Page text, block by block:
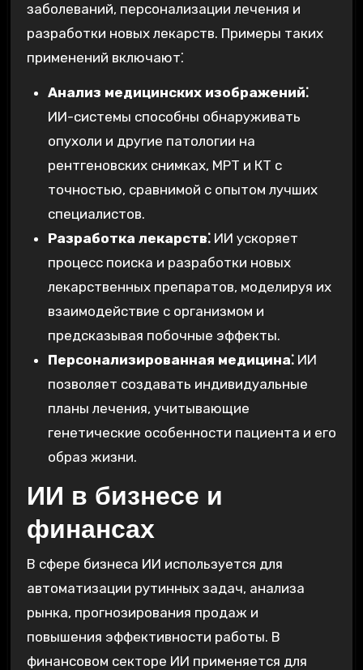
заболеваний, персонализации лечения и
разработки новых лекарств. Примеры таких
применений включают⁚
Анализ медицинских изображений⁚
ИИ-системы способны обнаруживать
опухоли и другие патологии на
рентгеновских снимках, МРТ и КТ с
точностью, сравнимой с опытом лучших
специалистов.
Разработка лекарств⁚ИИ ускоряет
процесс поиска и разработки новых
лекарственных препаратов, моделируя их
взаимодействие с организмом и
предсказывая побочные эффекты.
Персонализированная медицина⁚ИИ
позволяет создавать индивидуальные
планы лечения, учитывающие
генетические особенности пациента и его
образ жизни.
ИИ в бизнесе и
финансах
В сфере бизнеса ИИ используется для
автоматизации рутинных задач, анализа
рынка, прогнозирования продаж и
повышения эффективности работы. В
финансовом секторе ИИ применяется для